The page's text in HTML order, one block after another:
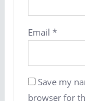
Email *
Save my
browser for